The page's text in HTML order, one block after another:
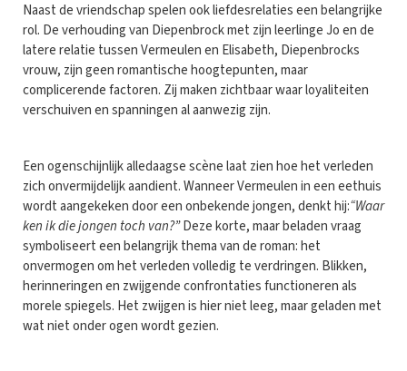
Naast de vriendschap spelen ook liefdesrelaties een belangrijke
rol. De verhouding van Diepenbrock met zijn leerlinge Jo en de
latere relatie tussen Vermeulen en Elisabeth, Diepenbrocks
vrouw, zijn geen romantische hoogtepunten, maar
complicerende factoren. Zij maken zichtbaar waar loyaliteiten
verschuiven en spanningen al aanwezig zijn.
Een ogenschijnlijk alledaagse scène laat zien hoe het verleden
zich onvermijdelijk aandient. Wanneer Vermeulen in een eethuis
wordt aangekeken door een onbekende jongen, denkt hij:“Waar
ken ik die jongen toch van?”Deze korte, maar beladen vraag
symboliseert een belangrijk thema van de roman: het
onvermogen om het verleden volledig te verdringen. Blikken,
herinneringen en zwijgende confrontaties functioneren als
morele spiegels. Het zwijgen is hier niet leeg, maar geladen met
wat niet onder ogen wordt gezien.